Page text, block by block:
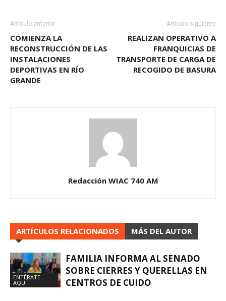
Artículo anterior
COMIENZA LA
RECONSTRUCCIÓN DE LAS
INSTALACIONES
DEPORTIVAS EN RÍO
GRANDE
Artículo siguiente
REALIZAN OPERATIVO A
FRANQUICIAS DE
TRANSPORTE DE CARGA DE
RECOGIDO DE BASURA
Redacción WIAC 740 AM
ARTÍCULOS RELACIONADOS MÁS DEL AUTOR
ENTÉRATE
AQUÍ
FAMILIA INFORMA AL SENADO
SOBRE CIERRES Y QUERELLAS EN
CENTROS DE CUIDO